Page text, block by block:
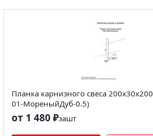
Планка карнизного свеса
01-МореныйДуб-0.5)
от 1 480 ₽зашт